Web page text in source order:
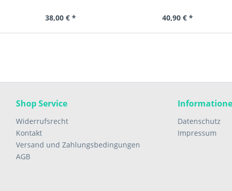
38,00 € * 40,90 € *
Shop Service
Widerrufsrecht
Kontakt
Versand und Zahlungsbedingungen
AGB
Datenschutz
Impressum